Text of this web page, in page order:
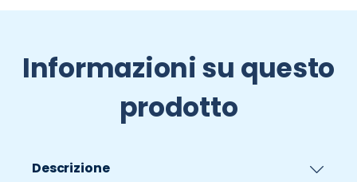
Informazioni su questo
prodotto
Descrizione